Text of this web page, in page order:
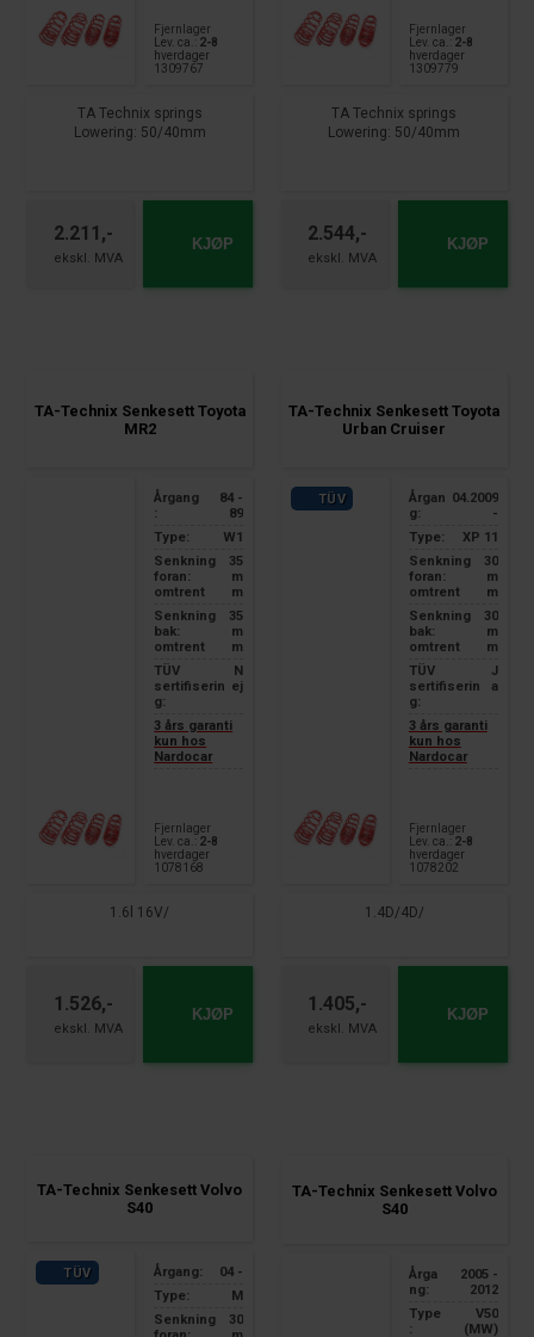
Fjernlager
Lev. ca.: 2-8
hverdager
1309767
TA Technix springs
Lowering: 50/40mm
without level control and all
wheel drive
all up to 84 kW
2.211,- KJØP
Fjernlager
Lev. ca.:
2-8
hverdager
1309779
TA Technix springs
Lowering: 50/40mm
1.3l without Coupe
2.544,- KJØP
TA-Technix Senkesett Toyota
MR2
Årgang
:
84 -
89
Type:
W1
Senkning
foran:
omtrent
35
m
m
Senkning
bak:
omtrent
35
m
m
TÜV
sertifiserin
g:
N
ej
3 års garanti
kun hos
Nardocar
Fjernlager
Lev. ca.: 2-8
hverdager
1078168
1.6l 16V/
1.526,- KJØP
TA-Technix Senkesett Toyota
Urban Cruiser
TÜV
Årgan
g:
04.2009
-
Type:
XP 11
Senkning
foran:
omtrent
30
m
m
Senkning
bak:
omtrent
30
m
m
TÜV
sertifiserin
g:
J
a
3 års garanti
kun hos
Nardocar
Fjernlager
Lev. ca.:
2-8
hverdager
1078202
1.4D/4D/
1.405,- KJØP
TA-Technix Senkesett Volvo
S40
TÜV Årgang:
04 -
Type:
M
Senkning
30
TA-Technix Senkesett Volvo
S40
Årga
ng:
2005 -
2012
Type
:
V50
(MW)